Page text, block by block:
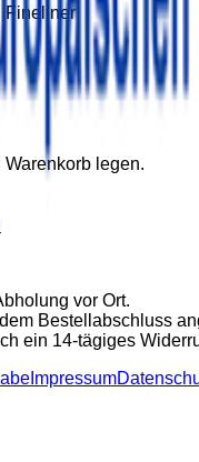
Fineliner
legen.
vor Ort.
Bestellabschluss
ein 14-tägiges
Impressum